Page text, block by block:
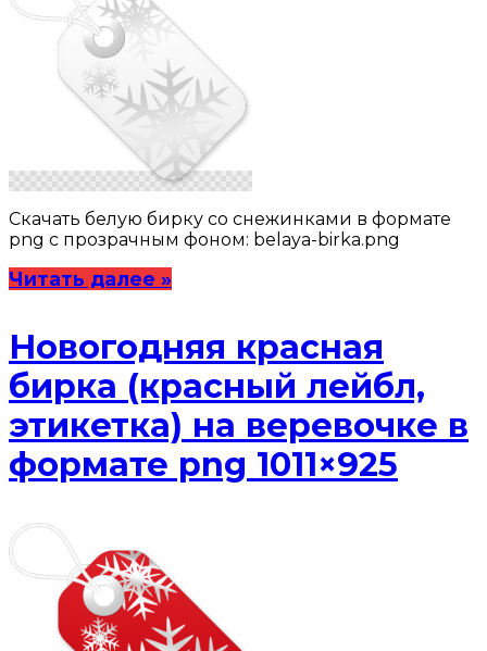
Скачать белую бирку со снежинками в формате
png с прозрачным фоном: belaya-birka.png
Читать далее »
Новогодняя красная
бирка (красный лейбл,
этикетка) на веревочке в
формате png 1011×925